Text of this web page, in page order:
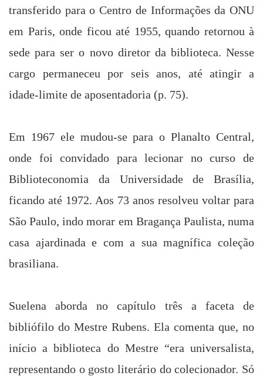
transferido para o Centro de Informações da ONU
em Paris, onde ficou até 1955, quando retornou à
sede para ser o novo diretor da biblioteca. Nesse
cargo permaneceu por seis anos, até atingir a
idade-limite de aposentadoria (p. 75).
Em 1967 ele mudou-se para o Planalto Central,
onde foi convidado para lecionar nocurso de
Biblioteconomia da Universidade de Brasília,
ficando até 1972. Aos 73 anos resolveu voltar para
São Paulo, indo morar em Bragança Paulista, numa
casa ajardinada e com a sua magnífica coleção
brasiliana.
Suelena aborda no capítulo três a faceta de
bibliófilo do Mestre Rubens. Ela comenta que, no
inícioa biblioteca doMestre “era universalista,
representando o gosto literário do colecionador. Só